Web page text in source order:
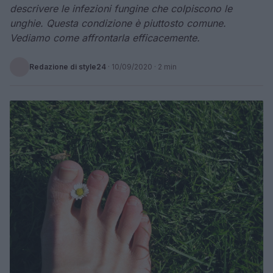
descrivere le infezioni fungine che colpiscono le
unghie. Questa condizione è piuttosto comune.
Vediamo come affrontarla efficacemente.
Redazione di style24 · 10/09/2020 · 2 min